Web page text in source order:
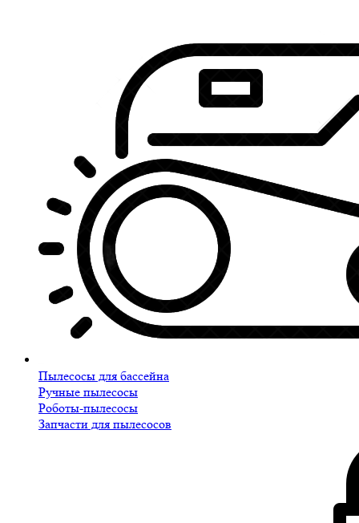
Пылесосы для бассейна
Ручные пылесосы
Роботы-пылесосы
Запчасти для пылесосов